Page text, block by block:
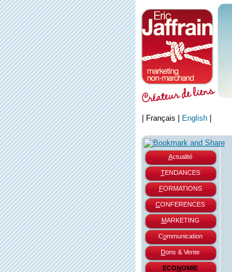
Actualité
TENDANCES
FORMATIONS
CONFERENCES
MARKETING
Communication
Dons & Vente
ECONOMIE
Français English|